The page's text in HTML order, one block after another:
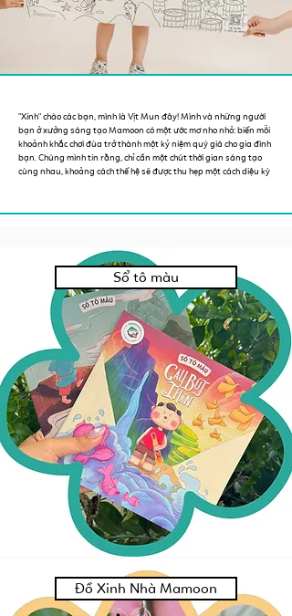
"Xinh" chào các bạn, mình là Vịt Mun đây! Mình và những người
bạn ở xưởng sáng tạo Mamoon có một ước mơ nho nhỏ: biến mỗi
khoảnh khắc chơi đùa trở thành một kỷ niệm quý giá cho gia đình
bạn. Chúng mình tin rằng, chỉ cần một chút thời gian sáng tạo
cùng nhau, khoảng cách thế hệ sẽ được thu hẹp một cách diệu kỳ
Sổ tô màu
Đồ Xinh Nhà Mamoon